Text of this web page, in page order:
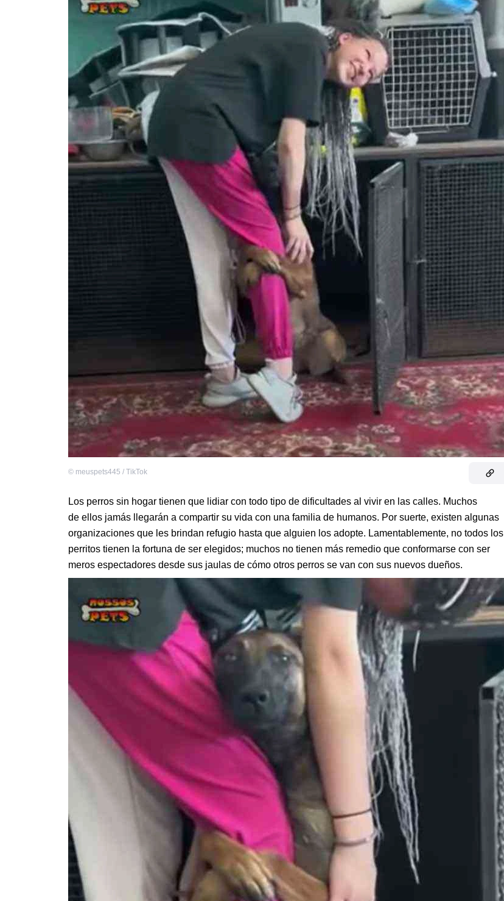
© meuspets445 / TikTok
Los perros sin hogar tienen que lidiar con todo tipo de dificultades al vivir en las calles. Muchos
de ellos jamás llegarán a compartir su vida con una familia de humanos. Por suerte, existen algunas
organizaciones que les brindan refugio hasta que alguien los adopte. Lamentablemente, no todos los
perritos tienen la fortuna de ser elegidos; muchos no tienen más remedio que conformarse con ser
meros espectadores desde sus jaulas de cómo otros perros se van con sus nuevos dueños.